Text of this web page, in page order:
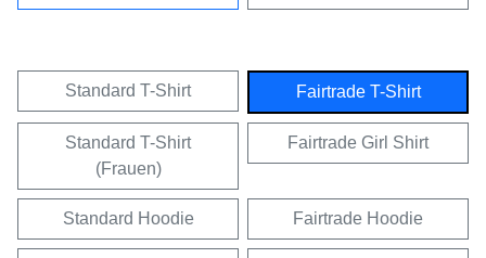
Standard T-Shirt Fairtrade T-Shirt
Standard T-Shirt
(Frauen)
Fairtrade Girl Shirt
Standard Hoodie Fairtrade Hoodie